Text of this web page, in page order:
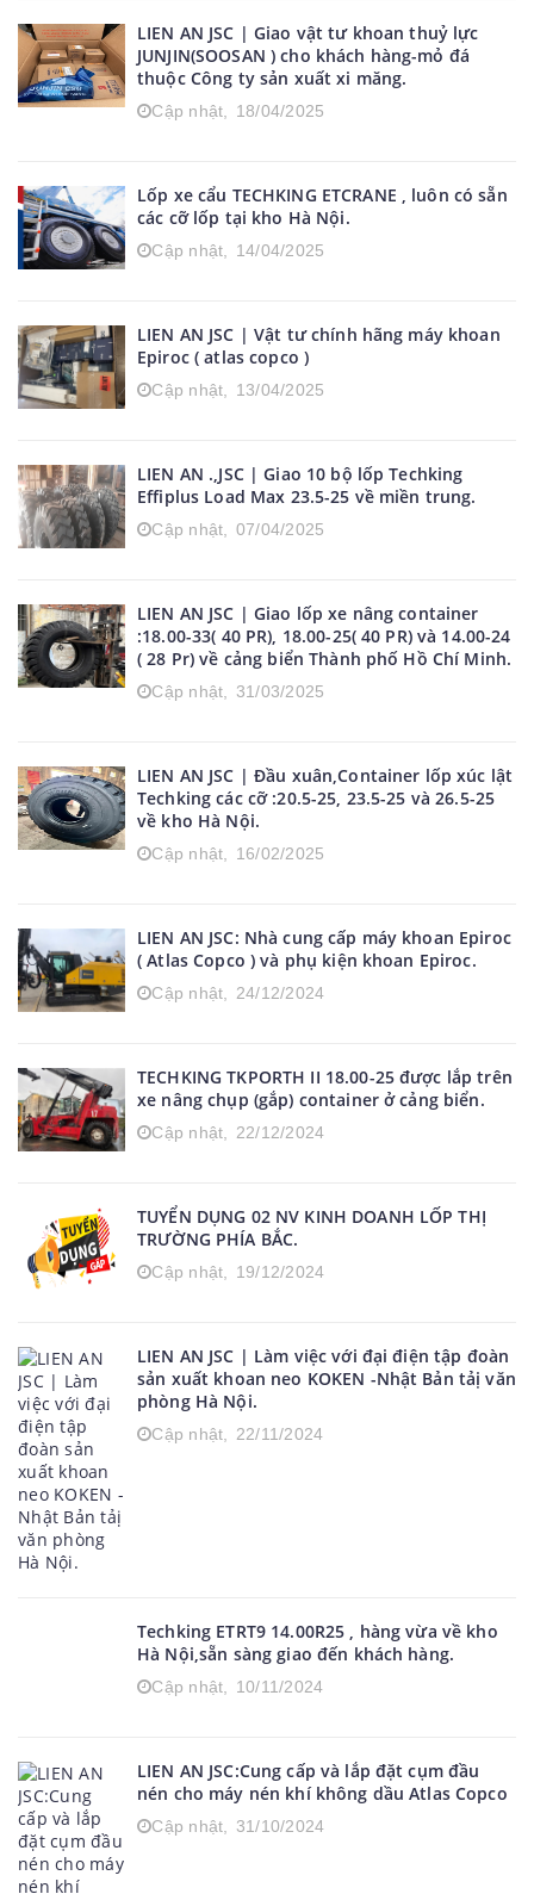
LIEN AN JSC | Giao vật tư khoan thuỷ lực
JUNJIN(SOOSAN ) cho khách hàng-mỏ đá
thuộc Công ty sản xuất xi măng.
Cập nhật, 18/04/2025
Lốp xe cẩu TECHKING ETCRANE , luôn có sẵn
các cỡ lốp tại kho Hà Nội.
Cập nhật, 14/04/2025
LIEN AN JSC | Vật tư chính hãng máy khoan
Epiroc ( atlas copco )
Cập nhật, 13/04/2025
LIEN AN .,JSC | Giao 10 bộ lốp Techking
Effiplus Load Max 23.5-25 về miền trung.
Cập nhật, 07/04/2025
LIEN AN JSC | Giao lốp xe nâng container
:18.00-33( 40 PR), 18.00-25( 40 PR) và 14.00-24
( 28 Pr) về cảng biển Thành phố Hồ Chí Minh.
Cập nhật, 31/03/2025
LIEN AN JSC | Đầu xuân,Container lốp xúc lật
Techking các cỡ :20.5-25, 23.5-25 và 26.5-25
về kho Hà Nội.
Cập nhật, 16/02/2025
LIEN AN JSC: Nhà cung cấp máy khoan Epiroc
( Atlas Copco ) và phụ kiện khoan Epiroc.
Cập nhật, 24/12/2024
TECHKING TKPORTH II 18.00-25 được lắp trên
xe nâng chụp (gắp) container ở cảng biển.
Cập nhật, 22/12/2024
TUYỂN DỤNG 02 NV KINH DOANH LỐP THỊ
TRƯỜNG PHÍA BẮC.
Cập nhật, 19/12/2024
LIEN AN JSC | Làm việc với đại điện tập đoàn
sản xuất khoan neo KOKEN -Nhật Bản tảị văn
phòng Hà Nội.
Cập nhật, 22/11/2024
Techking ETRT9 14.00R25 , hàng vừa về kho
Hà Nội,sẵn sàng giao đến khách hàng.
Cập nhật, 10/11/2024
LIEN AN JSC:Cung cấp và lắp đặt cụm đầu
nén cho máy nén khí không dầu Atlas Copco
Cập nhật, 31/10/2024